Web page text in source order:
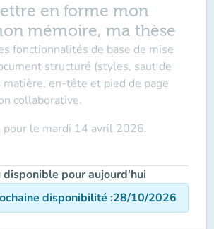
en forme mon
mémoire, ma thèse
fonctionnalités de base de mise
structuré (styles, saut de
matière, en-tête et pied de page
collaborative.
pour le mardi 14 avril 2026.
disponible pour aujourd'hui
disponibilité :28/10/2026